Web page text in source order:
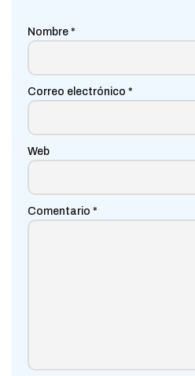
Nombre *
Correo electrónico *
Web
Comentario *